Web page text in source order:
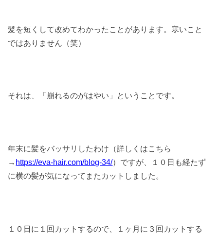
髪を短くして改めてわかったことがあります。寒いこと
ではありません（笑）
それは、「崩れるのがはやい」ということです。
年末に髪をバッサリしたわけ（詳しくはこちら
→ https://eva-hair.com/blog-34/）ですが、１０日も経たず
に横の髪が気になってまたカットしました。
１０日に１回カットするので、１ヶ月に３回カットする